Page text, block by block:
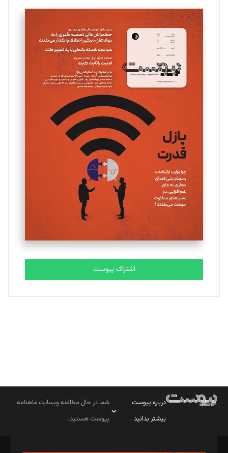
تحریریه
سروش کرمیان
تحریریه
مینا پاکدل
یسنا امان‌پور
تحریریه
ملینا جعفری
تحریریه
مصطفی مسجدی آرانی
تحریریه
بابک نقاش
تحریریه
اشتراک پیوست
درباره پیوست
بیشتر بدانید
شما در حال مطالعه وبسایت ماهنامه
پیوست هستید.